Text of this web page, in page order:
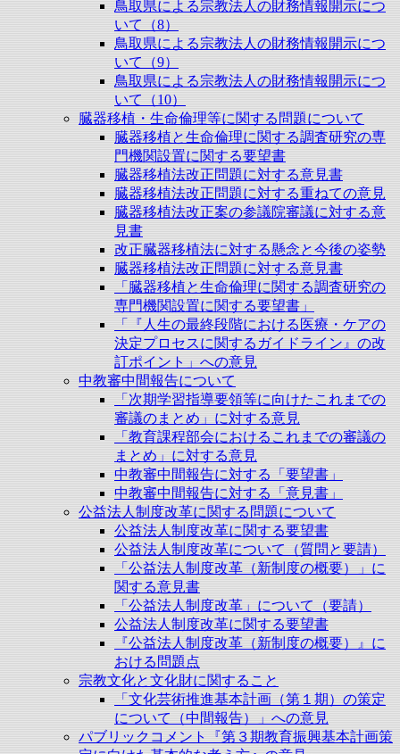
鳥取県による宗教法人の財務情報開示につ
いて（8）
鳥取県による宗教法人の財務情報開示につ
いて（9）
鳥取県による宗教法人の財務情報開示につ
いて（10）
臓器移植・生命倫理等に関する問題について
臓器移植と生命倫理に関する調査研究の専
門機関設置に関する要望書
臓器移植法改正問題に対する意見書
臓器移植法改正問題に対する重ねての意見
臓器移植法改正案の参議院審議に対する意
見書
改正臓器移植法に対する懸念と今後の姿勢
臓器移植法改正問題に対する意見書
「臓器移植と生命倫理に関する調査研究の
専門機関設置に関する要望書」
「『人生の最終段階における医療・ケアの
決定プロセスに関するガイドライン』の改
訂ポイント」への意見
中教審中間報告について
「次期学習指導要領等に向けたこれまでの
審議のまとめ」に対する意見
「教育課程部会におけるこれまでの審議の
まとめ」に対する意見
中教審中間報告に対する「要望書」
中教審中間報告に対する「意見書」
公益法人制度改革に関する問題について
公益法人制度改革に関する要望書
公益法人制度改革について（質問と要請）
「公益法人制度改革（新制度の概要）」に
関する意見書
「公益法人制度改革」について（要請）
公益法人制度改革に関する要望書
『公益法人制度改革（新制度の概要）』に
おける問題点
宗教文化と文化財に関すること
「文化芸術推進基本計画（第１期）の策定
について（中間報告）」への意見
パブリックコメント『第３期教育振興基本計画策